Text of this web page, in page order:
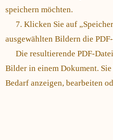
speichern möchten.
7. Klicken Sie auf
ausgewählten Bildern die
Die resultierende PDF-
Bilder in einem Dokument.
Bedarf anzeigen, bearbeiten